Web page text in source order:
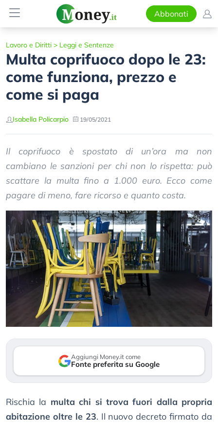
Abbonati
Lavoro e Diritti > Leggi e Sentenze
Multa coprifuoco dopo le 23:
come funziona, prezzo e
come si paga
Isabella Policarpio 19/05/2021
Il coprifuoco è spostato di un’ora ma non
cambiano le sanzioni per chi non lo rispetta: può
scattare la multa fino a 1.000 euro. Ecco come
pagare di meno, fare ricorso e quanto costa.
Aggiungi Money.it come
Fonte preferita su Google
Rischia la multa chi si trova fuori dalla propria
abitazione oltre le 23. Il nuovo decreto firmato da